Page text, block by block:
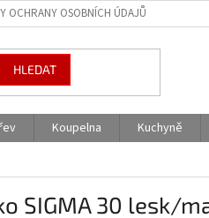
OCHRANY OSOBNÍCH ÚDAJŮ
HLEDAT
Koupelna Kuchyně
SIGMA 30 lesk/